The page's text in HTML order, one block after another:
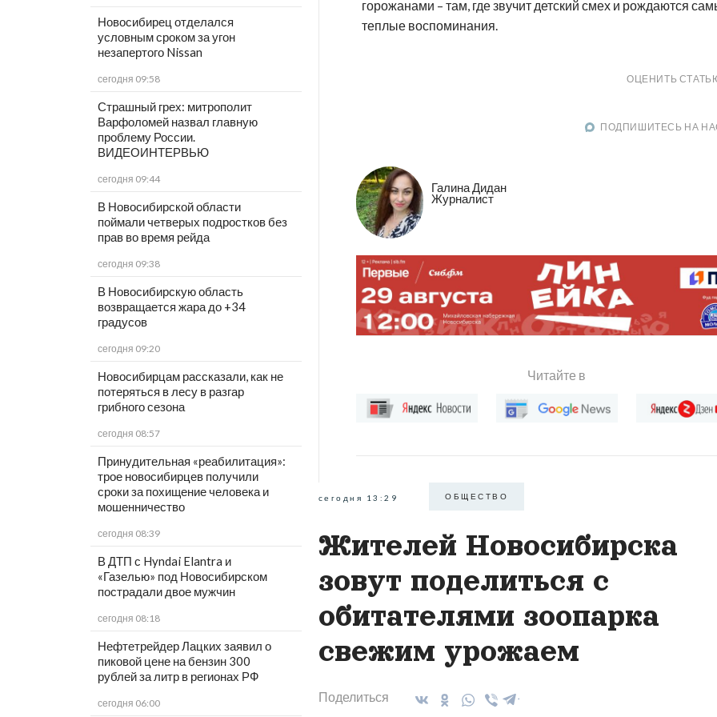
Новосибирец отделался
условным сроком за угон
незапертого Nissan
сегодня 09:58
Страшный грех: митрополит
Варфоломей назвал главную
проблему России.
ВИДЕОИНТЕРВЬЮ
сегодня 09:44
В Новосибирской области
поймали четверых подростков без
прав во время рейда
сегодня 09:38
В Новосибирскую область
возвращается жара до +34
градусов
сегодня 09:20
Новосибирцам рассказали, как не
потеряться в лесу в разгар
грибного сезона
сегодня 08:57
Принудительная «реабилитация»:
трое новосибирцев получили
сроки за похищение человека и
мошенничество
сегодня 08:39
В ДТП с Hyndai Elantra и
«Газелью» под Новосибирском
пострадали двое мужчин
сегодня 08:18
Нефтетрейдер Лацких заявил о
пиковой цене на бензин 300
рублей за литр в регионах РФ
сегодня 06:00
горожанами – там, где звучит детский смех и рождаются
теплые воспоминания.
ОЦЕНИТЬ
ПОДПИШИТЕСЬ НА
Галина Дидан
Журналист
Читайте в
сегодня 13:29 ОБЩЕСТВО
Жителей Новосибирска
зовут поделиться с
обитателями зоопарка
свежим урожаем
Поделиться